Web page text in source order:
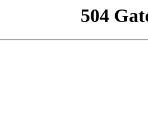
504